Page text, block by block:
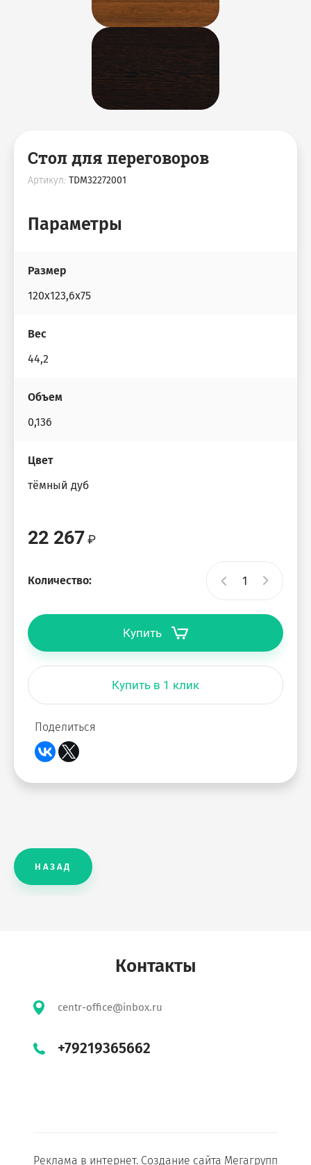
Стол для переговоров
Артикул: TDM32272001
Параметры
Размер
120x123,6x75
Вес
44,2
Объем
0,136
Цвет
тёмный дуб
22 267
Количество:
Купить
Купить в 1 клик
Поделиться
НАЗАД
Контакты
centr-office@inbox.ru
+79219365662
Реклама в интернет. Создание сайта Мегагрупп